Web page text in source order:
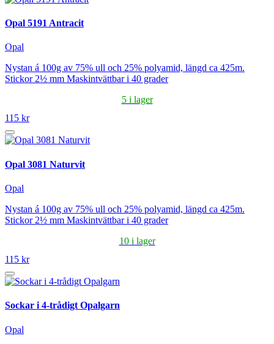
Opal 5191 Antracit
Opal
Nystan á 100g av 75% ull och 25% polyamid, längd ca 425m.
Stickor 2½ mm Maskintvättbar i 40 grader
5 i lager
115 kr
Opal 3081 Naturvit
Opal
Nystan á 100g av 75% ull och 25% polyamid, längd ca 425m.
Stickor 2½ mm Maskintvättbar i 40 grader
10 i lager
115 kr
Sockar i 4-trådigt Opalgarn
Opal